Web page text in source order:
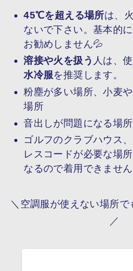
45℃を超える場所は、
ないで下さい。基本的
お勧めしません💦
溶接や火を扱う 人は、
水冷服を推奨します。
粉塵が多い場所、小麦
場所
音出しが問題になる場所
ゴルフのクラブハウス
レスコードが必要な場
なるので着用できませ
＼空調服が使えない場所で
／